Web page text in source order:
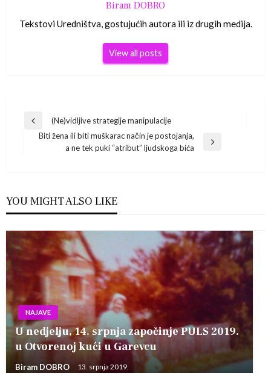
Biram DOBRO
Tekstovi Uredništva, gostujućih autora ili iz drugih medija.
View all posts
Navigacija
objava
Previous
Post
(Ne)vidljive strategije manipulacije
Biti žena ili biti muškarac način je postojanja,
a ne tek puki “atribut” ljudskoga bića
YOU MIGHT ALSO LIKE
NAJAVE
U nedjelju, 14. srpnja započinje PULS 2019.
u Otvorenoj kući u Garevcu
Biram DOBRO 13. srpnja 2019.